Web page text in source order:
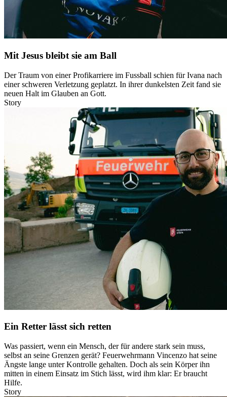
Mit Jesus bleibt sie am Ball
Der Traum von einer Profikarriere im Fussball schien für Ivana nach
einer schweren Verletzung geplatzt. In ihrer dunkelsten Zeit fand sie
neuen Halt im Glauben an Gott.
Story
Ein Retter lässt sich retten
Was passiert, wenn ein Mensch, der für andere stark sein muss,
selbst an seine Grenzen gerät? Feuerwehrmann Vincenzo hat seine
Ängste lange unter Kontrolle gehalten. Doch als sein Körper ihn
mitten in einem Einsatz im Stich lässt, wird ihm klar: Er braucht
Hilfe.
Story